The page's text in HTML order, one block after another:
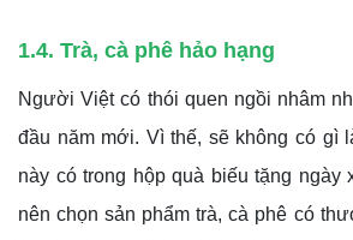
1.4. Trà, cà phê hảo hạng
Người Việt có thói quen ngồi nhâm
đầu năm mới. Vì thế, sẽ không có gì
này có trong hộp quà biếu tặng ngày
nên chọn sản phẩm trà, cà phê có